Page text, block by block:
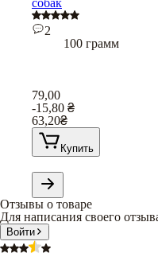
2
100 грамм
79,00
-15,80 ₴
63,20₴
Купить
Отзывы о товаре
Для написания своего
Войти